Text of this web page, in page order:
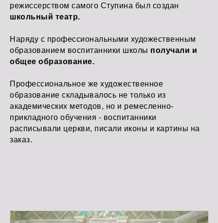
режиссерством самого Ступина был создан
школьный театр.
Наряду с профессиональными художественным
образованием воспитанники школы получали и
общее образование.
Профессиональное же художественное
образование складывалось не только из
академических методов, но и ремесленно-
прикладного обучения - воспитанники
расписывали церкви, писали иконы и картины на
заказ.